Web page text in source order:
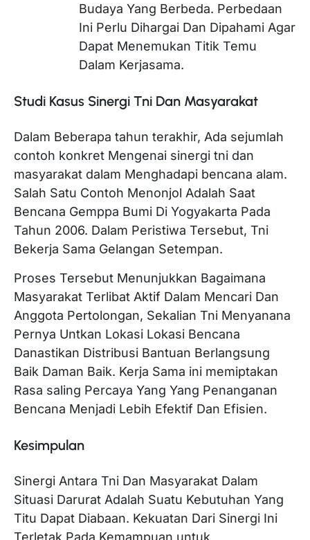
Budaya Yang Berbeda. Perbedaan
Ini Perlu Dihargai Dan Dipahami Agar
Dapat Menemukan Titik Temu
Dalam Kerjasama.
Studi Kasus Sinergi Tni Dan Masyarakat
Dalam Beberapa tahun terakhir, Ada sejumlah
contoh konkret Mengenai sinergi tni dan
masyarakat dalam Menghadapi bencana alam.
Salah Satu Contoh Menonjol Adalah Saat
Bencana Gemppa Bumi Di Yogyakarta Pada
Tahun 2006. Dalam Peristiwa Tersebut, Tni
Bekerja Sama Gelangan Setempan.
Proses Tersebut Menunjukkan Bagaimana
Masyarakat Terlibat Aktif Dalam Mencari Dan
Anggota Pertolongan, Sekalian Tni Menyanana
Pernya Untkan Lokasi Lokasi Bencana
Danastikan Distribusi Bantuan Berlangsung
Baik Daman Baik. Kerja Sama ini memiptakan
Rasa saling Percaya Yang Yang Penanganan
Bencana Menjadi Lebih Efektif Dan Efisien.
Kesimpulan
Sinergi Antara Tni Dan Masyarakat Dalam
Situasi Darurat Adalah Suatu Kebutuhan Yang
Titu Dapat Diabaan. Kekuatan Dari Sinergi Ini